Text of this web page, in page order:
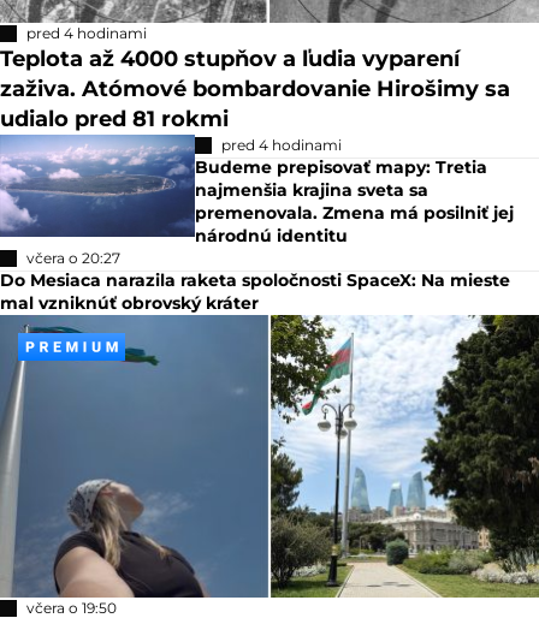
pred 4 hodinami
Teplota až 4000 stupňov a ľudia vyparení
zaživa. Atómové bombardovanie Hirošimy sa
udialo pred 81 rokmi
pred 4 hodinami
Budeme prepisovať mapy: Tretia
najmenšia krajina sveta sa
premenovala. Zmena má posilniť jej
národnú identitu
včera o 20:27
Do Mesiaca narazila raketa spoločnosti SpaceX: Na mieste
mal vzniknúť obrovský kráter
včera o 19:50